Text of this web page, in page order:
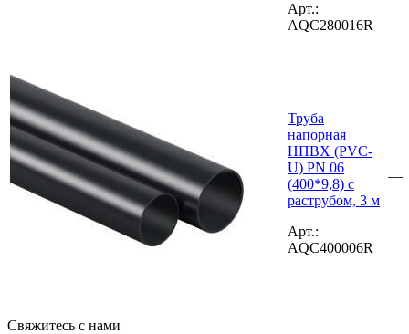
Арт.:
AQC280016R
Труба
напорная
НПВХ (PVC-
U) PN 06
(400*9,8) с
раструбом, 3 м
Арт.:
AQC400006R
—
Свяжитесь с нами